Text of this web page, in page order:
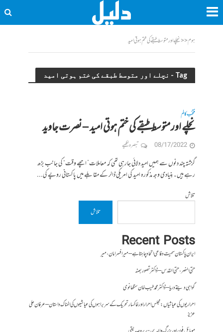
ہوم<<نچلے اور متوسط طبقے کی ختم ہوتی امید
Tag - نچلے اور متوسط طبقے کی ختم ہوتی امید
منتخب کالم
نچلے اور متوسط طبقے کی ختم ہوتی امید – نصرت جاوید
08/17/2022 تبصرہ لکھیے
گزشتہ چند دنوں سے ہمیں امید دلائی جارہی تھی کہ معاملات” اچھے وقت“ کی جانب بڑھ
رہے ہیں۔بنیادی وجہ مذکورہ امید کی امریکی ڈالر کے مقابلے میں پاکستانی روپے کی...
تلاش
تلاش
Recent Posts
ایران پاکستان سمیت دفاعی اتحاد چاہتا ہے – میر افسر امان،میر
حتی النصر ، حتی القدس – ڈاکٹر تصور بھٹہ
گواہی دیتے دریا – ڈاکٹر محمد طیب خان سنگھانوی
احراریوں کی عیاشیاں : مجلس احرار اور خاکسار تحریک کے سربراہوں کی عیاشیوں کی المناک داستان – عرفان علی
عزیز